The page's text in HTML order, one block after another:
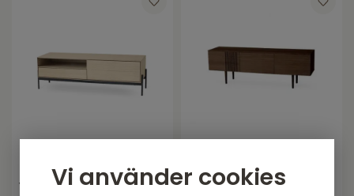
Vi använder cookies
TV bänk 144 cm
vitoljad ek, svart
TV bänk 150 cm
rökoljad ek